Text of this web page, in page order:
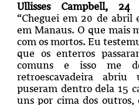
Ullisses Campbell,
“Cheguei em 20 de
em Manaus. O que mais
com os mortos. Eu
que os enterros
comuns e isso me
retroescavadeira
puseram dentro dela 15
uns por cima dos outros,